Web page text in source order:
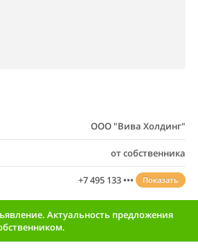
ООО "Вива Холдинг"
от собственника
+7 495 133 ••• Показать
Актуальность предложения